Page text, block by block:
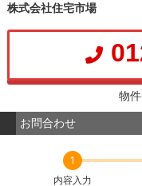
株式会社住宅市場
物
お問合わせ
1
内容入力